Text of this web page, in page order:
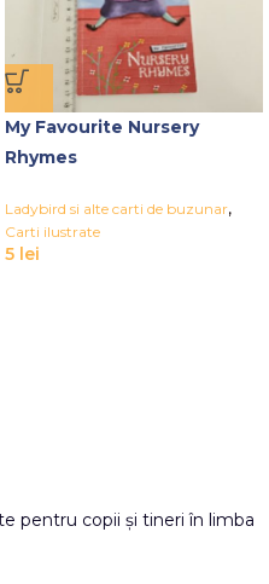
My Favourite Nursery
Rhymes
Ladybird si alte carti de buzunar,
Carti ilustrate
5 lei
pentru copii și tineri în limba